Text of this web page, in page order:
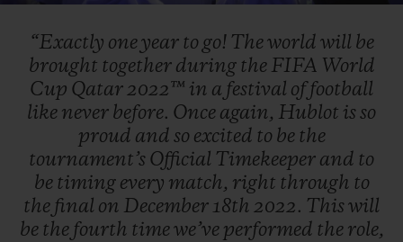
Video
“Exactly oneyear to go! Theworld will be
brought together during the FIFA World
Cup Qatar2022™ in a festival offootball
like never before. Once again, Hublot isso
proud and so excited to be the
tournament’s Official Timekeeper and to
be timing every match, right through to
the final on December 18th 2022. Thiswill
be the fourth timewe’ve performed the role,